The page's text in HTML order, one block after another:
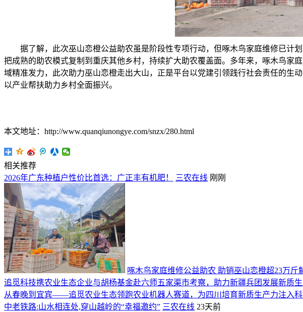
据了解，此次巫山恋橙公益助农虽是阶段性专项行动，但啄木鸟家庭维修已计
把成熟的助农模式复制到重庆其他乡村，持续扩大助农覆盖面。多年来，啄木鸟家
域精准发力，此次助力巫山恋橙走出大山，正是平台以党建引领践行社会责任的生
以产业帮扶助力乡村全面振兴。
本文地址：http://www.quanqiunongye.com/snzx/280.html
相关推荐
2026年广东种植户性价比首选：广正丰有机肥！
三农在线 刚刚
啄木鸟家庭维修公益助农 助销巫山恋橙超23万斤
追觅科技携农业生态企业与胡杨基金赴六师五家渠市考察，助力新疆兵团发展新质
从春晚到宜宾——追觅农业生态领跑农业机器人赛道，为四川培育新质生产力注入
中老铁路:山水相连处,穿山越岭的“幸福邀约” 三农在线 23天前